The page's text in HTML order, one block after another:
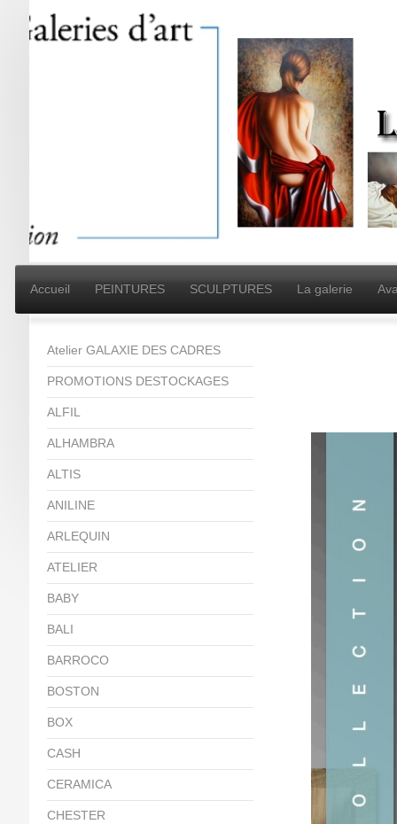
Accueil PEINTURES SCULPTURES La galerie
Atelier GALAXIE DES CADRES
PROMOTIONS DESTOCKAGES
ALFIL
ALHAMBRA
ALTIS
ANILINE
ARLEQUIN
ATELIER
BABY
BALI
BARROCO
BOSTON
BOX
CASH
CERAMICA
CHESTER